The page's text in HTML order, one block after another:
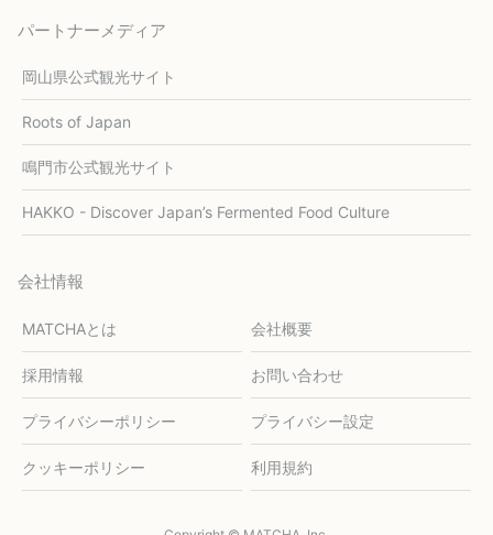
パートナーメディア
岡山県公式観光サイト
Roots of Japan
鳴門市公式観光サイト
HAKKO - Discover Japan’s Fermented Food Culture
会社情報
MATCHAとは 会社概要
採用情報 お問い合わせ
プライバシーポリシー プライバシー設定
クッキーポリシー 利用規約